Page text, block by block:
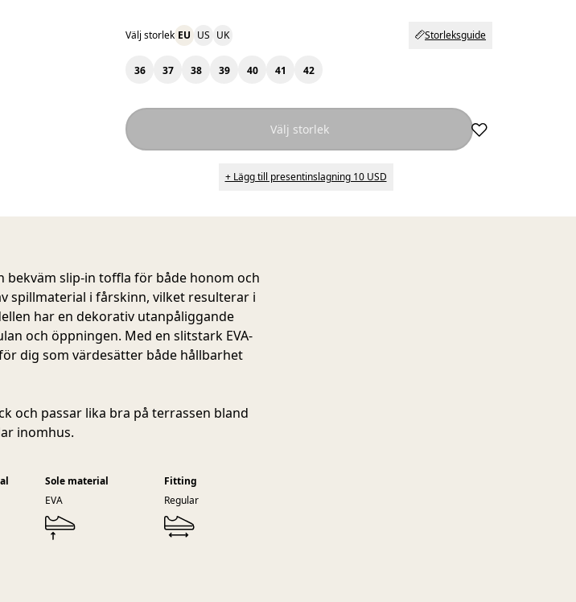
Välj storlek EU US UK Storleksguide
36 37 38 39 40 41 42
Välj storlek
+ Lägg till presentinslagning 10 USD
bekväm slip-in toffla för både honom och
spillmaterial i fårskinn, vilket resulterar i
har en dekorativ utanpåliggande
och öppningen. Med en slitstark EVA-
dig som värdesätter både hållbarhet
och passar lika bra på terrassen bland
inomhus.
Sole material
EVA
Fitting
Regular